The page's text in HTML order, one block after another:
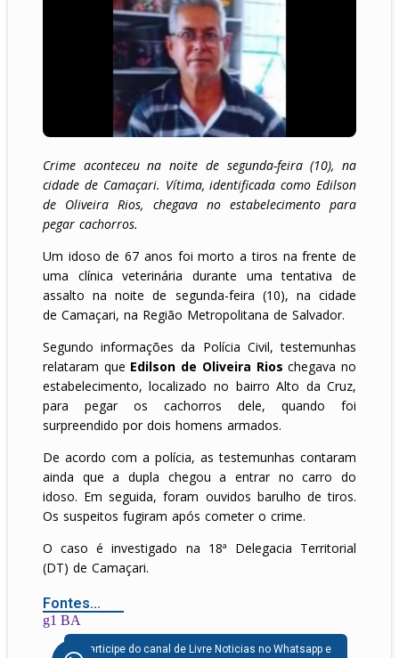
Crime aconteceu na noite de segunda-feira (10), na
cidade de Camaçari. Vítima, identificada como Edilson
de Oliveira Rios, chegava no estabelecimento para
pegar cachorros.
Um idoso de 67 anos foi morto a tiros na frente de
uma clínica veterinária durante uma tentativa de
assalto na noite de segunda-feira (10), na cidade
de Camaçari, na Região Metropolitana de Salvador.
Segundo informações da Polícia Civil, testemunhas
relataram que Edilson de Oliveira Rios chegava no
estabelecimento, localizado no bairro Alto da Cruz,
para pegar os cachorros dele, quando foi
surpreendido por dois homens armados.
De acordo com a polícia, as testemunhas contaram
ainda que a dupla chegou a entrar no carro do
idoso. Em seguida, foram ouvidos barulho de tiros.
Os suspeitos fugiram após cometer o crime.
O caso é investigado na 18ª Delegacia Territorial
(DT) de Camaçari.
Fontes...
g1 BA
Participe do canal de Livre Noticias no Whatsapp e